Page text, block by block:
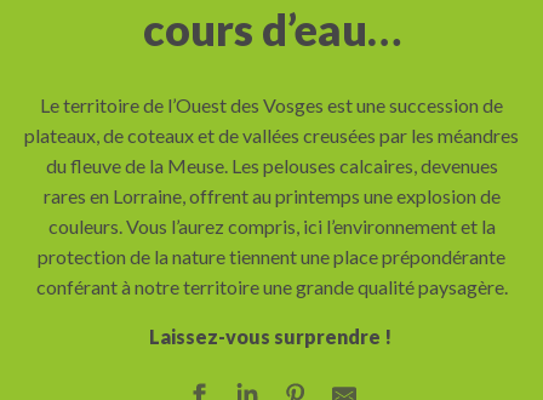
cours d’eau…
Le territoire de l’Ouest des Vosges est une succession de
plateaux, de coteaux et de vallées creusées par les méandres
du fleuve de la Meuse. Les pelouses calcaires, devenues
rares en Lorraine, offrent au printemps une explosion de
couleurs. Vous l’aurez compris, ici l’environnement et la
protection de la nature tiennent une place prépondérante
conférant à notre territoire une grande qualité paysagère.
Laissez-vous surprendre !